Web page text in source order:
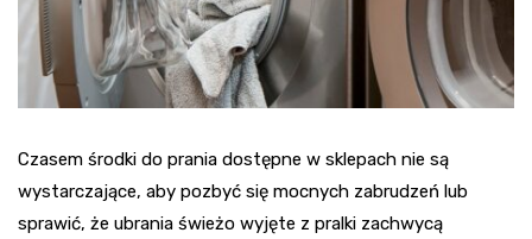
Czasem środki do prania dostępne w sklepach nie są
wystarczające, aby pozbyć się mocnych zabrudzeń lub
sprawić, że ubrania świeżo wyjęte z pralki zachwycą